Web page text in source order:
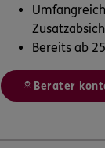
Bereits ab
Berater